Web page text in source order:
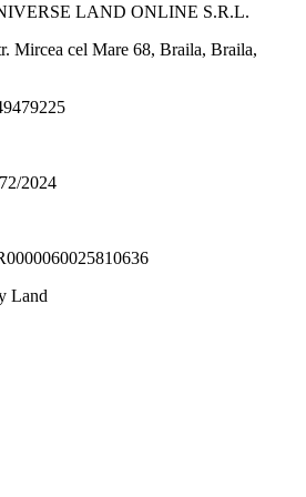
LAND ONLINE S.R.L.
Mircea cel Mare 68, Braila, Braila,
2024
Land